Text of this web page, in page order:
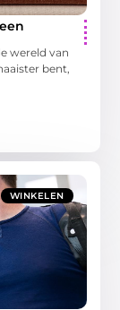
wereld van
bent,
WINKELEN